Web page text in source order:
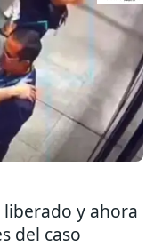
liberado y ahora
del caso